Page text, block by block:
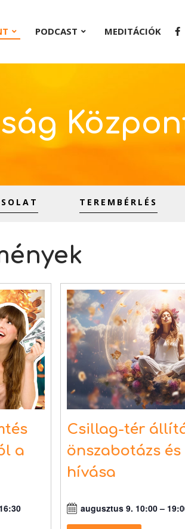
PODCAST MEDITÁCIÓK
TEREMBÉRLÉS
a
Csillag-tér
önszabotázs és
hívása
augusztus 9. 10:00–